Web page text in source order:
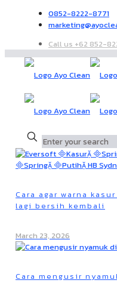
0852-8222-8771
Call us +62 852-
Cara agar warna
lagi bersih kembali
March 23, 2026
Cara mengusir